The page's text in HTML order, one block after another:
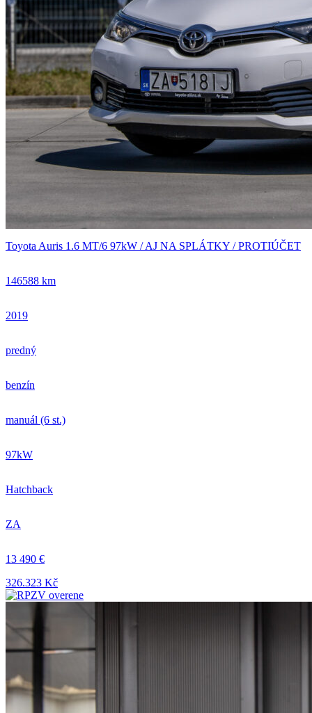
Toyota Auris 1.6 MT/6 97kW / AJ NA SPLÁTKY / PROTIÚČET
146588 km
2019
predný
benzín
manuál (6 st.)
97kW
Hatchback
ZA
13 490 €
326.323 Kč